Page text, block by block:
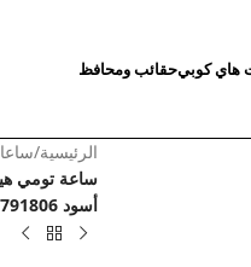
هاي كوبيحقائب ومحافظ
الرئيسية/
ساعة تومي
أسود 1791806